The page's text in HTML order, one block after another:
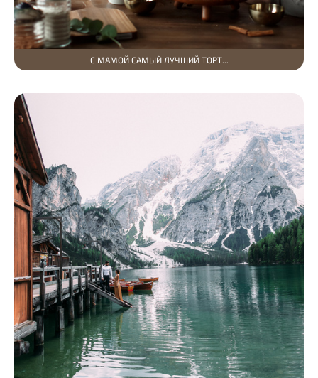
С МАМОЙ САМЫЙ ЛУЧШИЙ ТОРТ...